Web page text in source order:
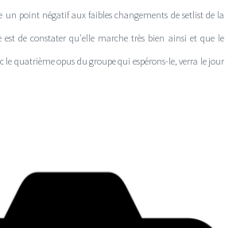
point négatif aux faibles changements de setlist de la
est de constater qu'elle marche très bien ainsi et que le
le quatrième opus du groupe qui espérons-le, verra le jour